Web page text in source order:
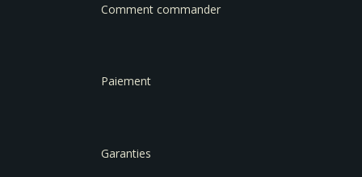
Comment commander
Paiement
Garanties